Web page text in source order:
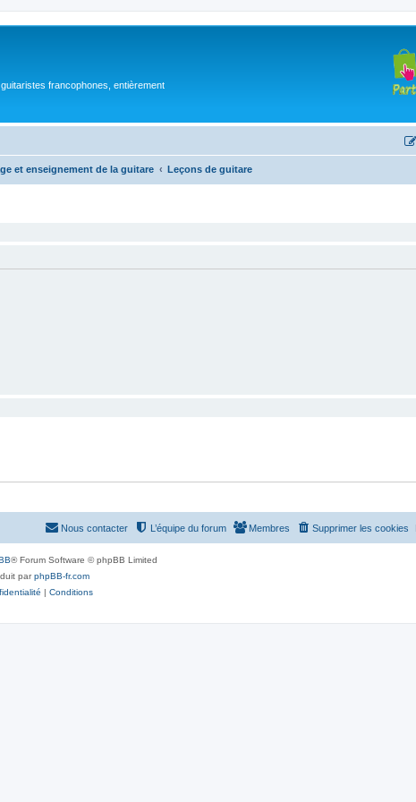
francophones, entièrement
et enseignement de la guitare Leçons de guitare
Supprimer les cookies
Membres
L’équipe du forum
Nous contacter
® Forum Software © phpBB Limited
parphpBB-fr.com
| Conditions